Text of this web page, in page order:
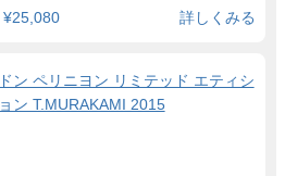
¥25,080 詳しくみる
ドン ペリニヨン リミテッド エティシ
ョン T.MURAKAMI 2015